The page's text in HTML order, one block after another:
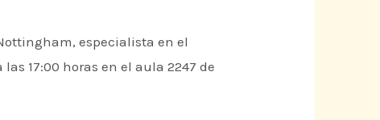
especialista en el
17:00 horas en el aula 2247 de